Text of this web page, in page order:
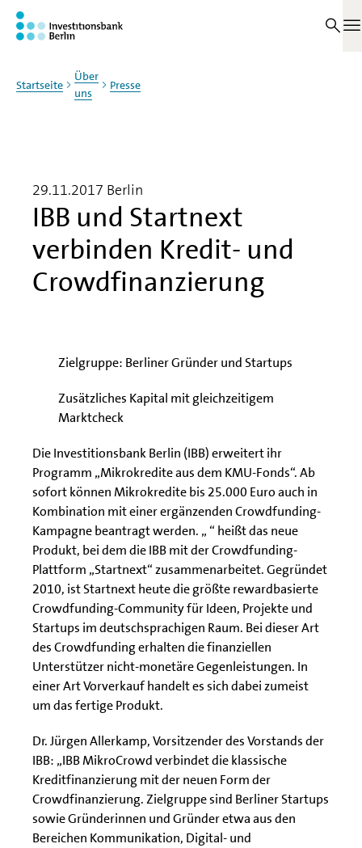
Zum Haupinhalt springen
Startseite
Über
uns
Presse
IBB und Startnext
verbinden Kredit- und
Crowdfinanzierung
29.11.2017 Berlin
Zielgruppe: Berliner Gründer und Startups
Zusätzliches Kapital mit gleichzeitigem
Marktcheck
Die Investitionsbank Berlin (IBB) erweitert ihr
Programm „Mikrokredite aus dem KMU-Fonds“. Ab
sofort können Mikrokredite bis 25.000 Euro auch in
Kombination mit einer ergänzenden Crowdfunding-
Kampagne beantragt werden. „ “ heißt das neue
Produkt, bei dem die IBB mit der Crowdfunding-
Plattform „Startnext“ zusammenarbeitet. Gegründet
2010, ist Startnext heute die größte rewardbasierte
Crowdfunding-Community für Ideen, Projekte und
Startups im deutschsprachigen Raum. Bei dieser Art
des Crowdfunding erhalten die finanziellen
Unterstützer nicht-monetäre Gegenleistungen. In
einer Art Vorverkauf handelt es sich dabei zumeist
um das fertige Produkt.
Dr. Jürgen Allerkamp, Vorsitzender des Vorstands der
IBB: „IBB MikroCrowd verbindet die klassische
Kreditfinanzierung mit der neuen Form der
Crowdfinanzierung. Zielgruppe sind Berliner Startups
sowie Gründerinnen und Gründer etwa aus den
Bereichen Kommunikation, Digital- und